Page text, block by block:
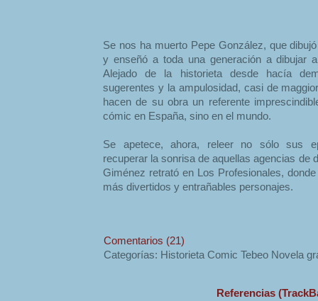
Se nos ha muerto Pepe González, que
y enseñó a toda una generación a dibujar
Alejado de la historieta desde hacía
sugerentes y la ampulosidad, casi de
hacen de su obra un referente
cómic en España, sino en el mundo.
Se apetece, ahora, releer no sólo sus
recuperar la sonrisa de aquellas agencias de
Giménez retrató en Los Profesionales,
más divertidos y entrañables personajes.
Comentarios (21)
Categorías: Historieta Comic Tebeo Novela
Referencias